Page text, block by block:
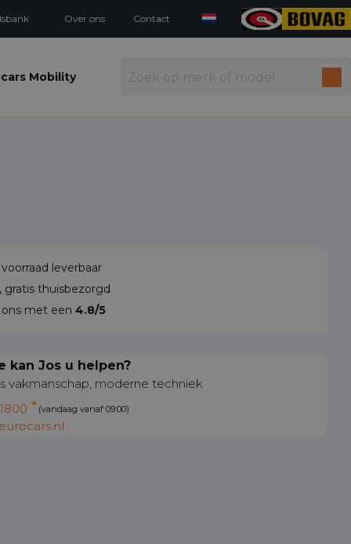
Over ons Contact
Mobility
leverbaar
gratis thuisbezorgd
met een 4.8/5
kan Jos u helpen?
vakmanschap, moderne techniek
(vandaag vanaf 09:00)